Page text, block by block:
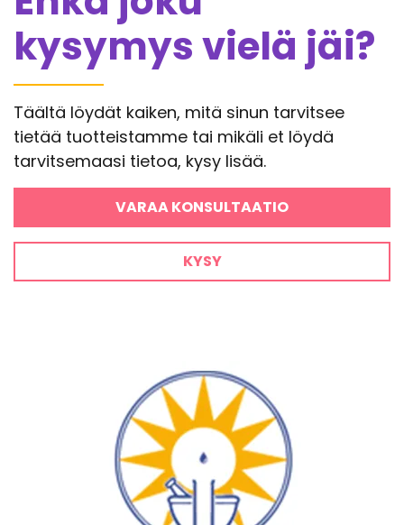
kysymys vielä jäi?
Täältä löydät kaiken, mitä sinun tarvitsee
tietää tuotteistamme tai mikäli et löydä
tarvitsemaasi tietoa, kysy lisää.
VARAA KONSULTAATIO
KYSY